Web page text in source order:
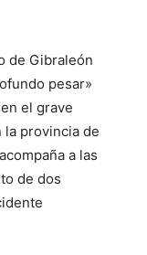
de Gibraleón
pesar»
el grave
provincia de
a las
de dos